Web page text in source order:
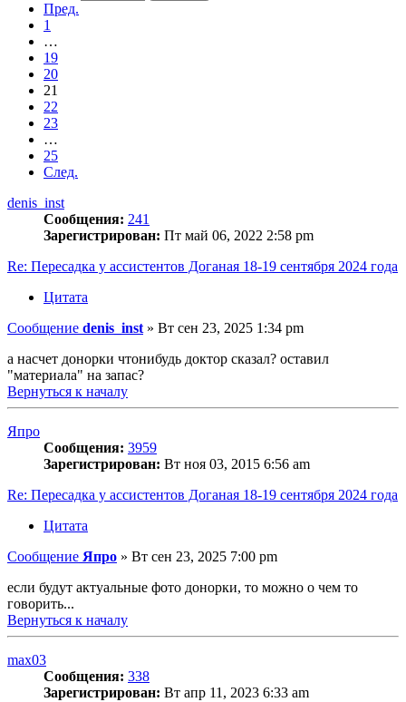
Пред.
1
…
19
20
21
22
23
…
25
След.
denis_inst
Сообщения: 241
Зарегистрирован: Пт май 06, 2022 2:58 pm
Re: Пересадка у ассистентов Доганая 18-19 сентября 2024 года
Цитата
Сообщение denis_inst » Вт сен 23, 2025 1:34 pm
а насчет донорки чтонибудь доктор сказал? оставил
"материала" на запас?
Вернуться к началу
Япро
Сообщения: 3959
Зарегистрирован: Вт ноя 03, 2015 6:56 am
Re: Пересадка у ассистентов Доганая 18-19 сентября 2024 года
Цитата
Сообщение Япро » Вт сен 23, 2025 7:00 pm
если будут актуальные фото донорки, то можно о чем то
говорить...
Вернуться к началу
max03
Сообщения: 338
Зарегистрирован: Вт апр 11, 2023 6:33 am